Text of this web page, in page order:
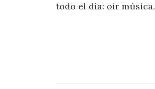
todo el día: oir música.